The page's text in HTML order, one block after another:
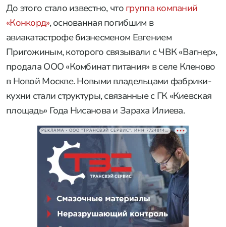
До этого стало известно, что группа компаний
«Конкорд», основанная погибшим в
авиакатастрофе бизнесменом Евгением
Пригожиным, которого связывали с ЧВК «Вагнер»,
продала ООО «Комбинат питания» в селе Кленово
в Новой Москве. Новыми владельцами фабрики-
кухни стали структуры, связанные с ГК «Киевская
площадь» Года Нисанова и Зараха Илиева.
РЕКЛАМА • ООО "ТРАНСВЭЙ СЕРВИС", ИНН 7724814198